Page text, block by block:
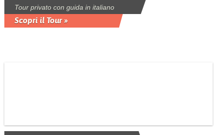
Tour privato con guida in italiano
Scopri il Tour »